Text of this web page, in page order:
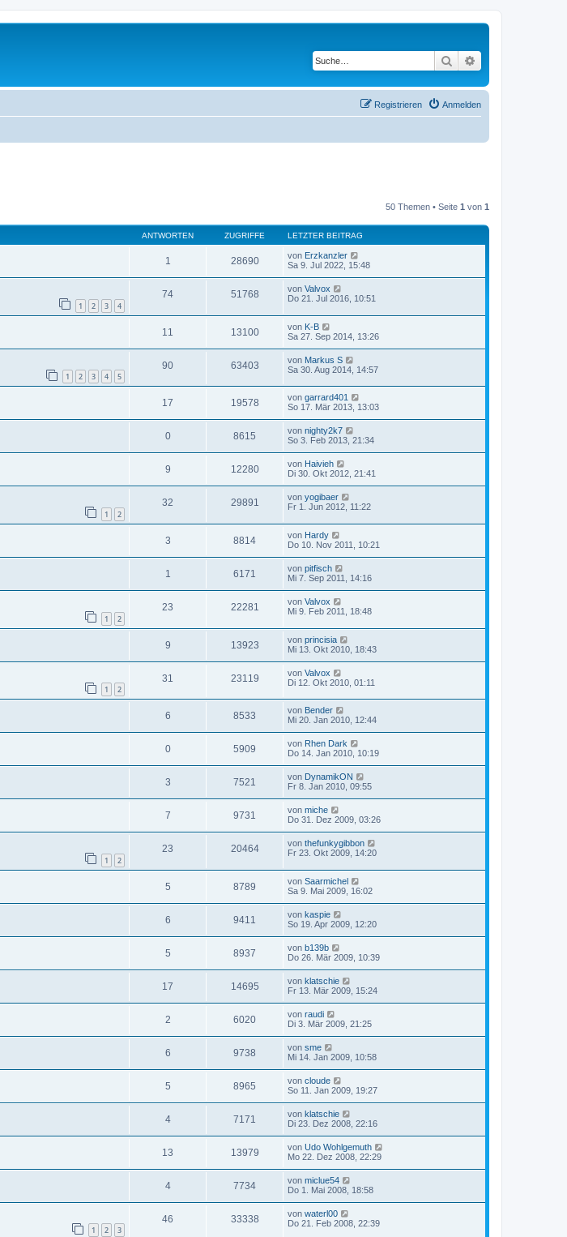
Suche
Anmelden
Registrieren
50 Themen • Seite 1 von 1
ANTWORTEN ZUGRIFFE LETZTER BEITRAG
1 28690 von Erzkanzler
Sa 9. Jul 2022, 15:48
1 2 3 4
74 51768 von Valvox
Do 21. Jul 2016, 10:51
11 13100 von K-B
Sa 27. Sep 2014, 13:26
1 2 3 4 5
90 63403 von Markus S
Sa 30. Aug 2014, 14:57
17 19578 von garrard401
So 17. Mär 2013, 13:03
0 8615 von nighty2k7
So 3. Feb 2013, 21:34
9 12280 von Haivieh
Di 30. Okt 2012, 21:41
1 2
32 29891 von yogibaer
Fr 1. Jun 2012, 11:22
3 8814 von Hardy
Do 10. Nov 2011, 10:21
1 6171 von pitfisch
Mi 7. Sep 2011, 14:16
1 2
23 22281 von Valvox
Mi 9. Feb 2011, 18:48
9 13923 von princisia
Mi 13. Okt 2010, 18:43
1 2
31 23119 von Valvox
Di 12. Okt 2010, 01:11
6 8533 von Bender
Mi 20. Jan 2010, 12:44
0 5909 von Rhen Dark
Do 14. Jan 2010, 10:19
3 7521 von DynamikON
Fr 8. Jan 2010, 09:55
7 9731 von miche
Do 31. Dez 2009, 03:26
1 2
23 20464 von thefunkygibbon
Fr 23. Okt 2009, 14:20
5 8789 von Saarmichel
Sa 9. Mai 2009, 16:02
6 9411 von kaspie
So 19. Apr 2009, 12:20
5 8937 von b139b
Do 26. Mär 2009, 10:39
17 14695 von klatschie
Fr 13. Mär 2009, 15:24
2 6020 von raudi
Di 3. Mär 2009, 21:25
6 9738 von sme
Mi 14. Jan 2009, 10:58
5 8965 von cloude
So 11. Jan 2009, 19:27
4 7171 von klatschie
Di 23. Dez 2008, 22:16
13 13979 von Udo Wohlgemuth
Mo 22. Dez 2008, 22:29
4 7734 von miclue54
Do 1. Mai 2008, 18:58
1 2 3
46 33338 von waterl00
Do 21. Feb 2008, 22:39